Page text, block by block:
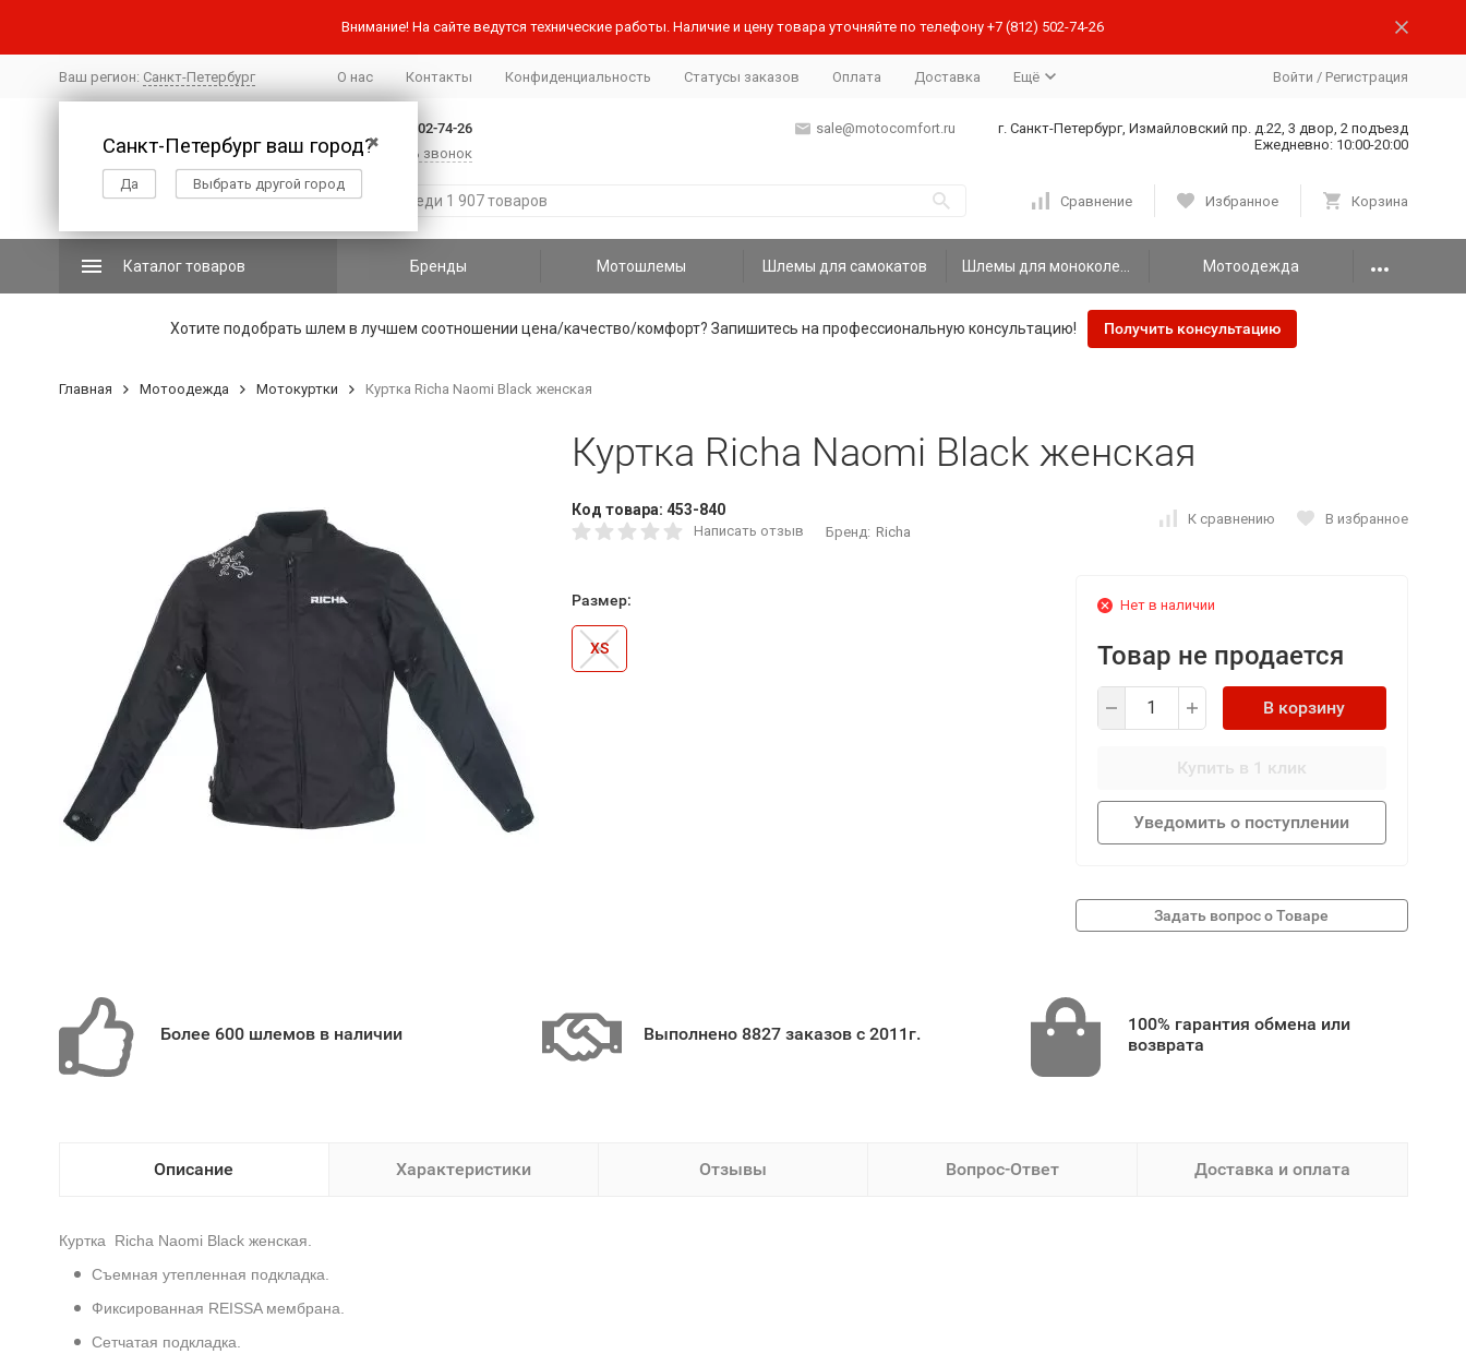
Внимание! На сайте ведутся технические работы. Наличие и цену товара уточняйте по телефону +7 (812) 502-74-26
Ваш регион: Санкт-Петербург
✖
Санкт-Петербург ваш город?
Да Выбрать другой город
О нас Контакты Конфиденциальность Статусы заказов Оплата Доставка Ещё Войти / Регистрация
+7 (812) 502-74-26
Заказать звонок
sale@motocomfort.ru
г. Санкт-Петербург, Измайловский пр. д.22, 3 двор, 2 подъезд
Ежедневно: 10:00-20:00
Сравнение Избранное Корзина
Каталог товаров Бренды Мотошлемы Шлемы для самокатов Мотоодежда
Хотите подобрать шлем в лучшем соотношении цена/качество/комфорт? Запишитесь на профессиональную консультацию! Получить консультацию
Главная Мотоодежда Мотокуртки Куртка Richa Naomi Black женская
Куртка Richa Naomi Black женская
Код товара: 453-840
Написать отзыв Бренд: Richa
К сравнению В избранное
Размер:
XS
Нет в наличии
Товар не продается
В корзину
Купить в 1 клик
Уведомить о поступлении
Более 600 шлемов в наличии Выполнено 8827 заказов с 2011г.
100% гарантия обмена или
возврата
Описание Характеристики Отзывы Вопрос-Ответ Доставка и оплата
Куртка Richa Naomi Blackженская.
Съемная утепленная подкладка.
Фиксированная REISSA мембрана.
Сетчатая подкладка.